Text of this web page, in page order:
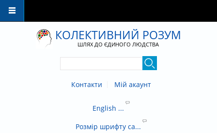
Перейти до основного матеріалу
КОЛЕКТИВНИЙ РОЗУМ
ШЛЯХ ДО ЄДИНОГО ЛЮДСТВА
Контакти Мій акаунт
English ...
Розмір шрифту са...